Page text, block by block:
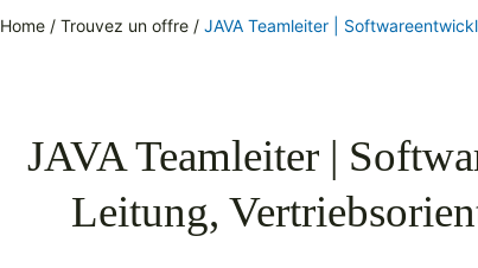
Home/ Trouvez un offre/ JAVA Teamleiter |
JAVA Teamleiter |
Leitung,